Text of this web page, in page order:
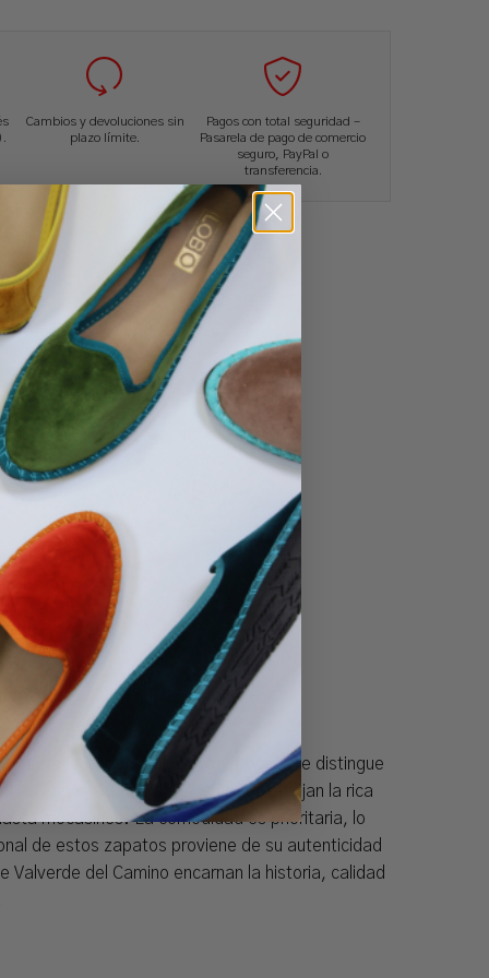
Cambios y devoluciones sin
plazo límite.
Pagos con total seguridad –
Pasarela de pago de comercio
seguro, PayPal o
transferencia.
Esta localidad en Huelva, España, se distingue
de cada par. Los diseños únicos reflejan la rica
mocasines. La comodidad es prioritaria, lo
de estos zapatos proviene de su autenticidad
del Camino encarnan la historia, calidad